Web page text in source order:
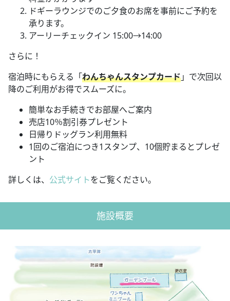
ドギーラウンジでのご夕食のお席を事前にご予約を
承ります。
アーリーチェックイン 15:00→14:00
さらに！
宿泊時にもらえる「わんちゃんスタンプカード」で次回以
降のご利用がお得でスムーズに。
簡単なお手続きでお部屋へご案内
売店10％割引券プレゼント
日帰りドッグラン利用無料
1回のご宿泊につき1スタンプ、10個貯まるとプレゼ
ント
詳しくは、 公式サイトをご覧ください。
施設概要